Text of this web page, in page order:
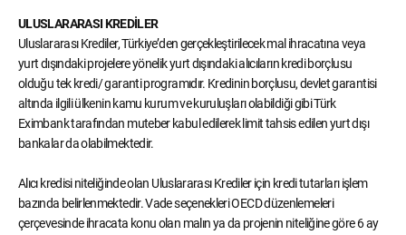
ULUSLARARASI KREDİLER
Uluslararası Krediler, Türkiye’den gerçekleştirilecek mal ihracatına veya
yurt dışındaki projelere yönelik yurt dışındaki alıcıların kredi borçlusu
olduğu tek kredi/ garanti programıdır. Kredinin borçlusu, devlet garantisi
altında ilgili ülkenin kamu kurum ve kuruluşları olabildiği gibi Türk
Eximbank tarafından muteber kabul edilerek limit tahsis edilen yurt dışı
bankalar da olabilmektedir.
Alıcı kredisi niteliğinde olan Uluslararası Krediler için kredi tutarları işlem
bazında belirlenmektedir. Vade seçenekleri OECD düzenlemeleri
çerçevesinde ihracata konu olan malın ya da projenin niteliğine göre 6 ay